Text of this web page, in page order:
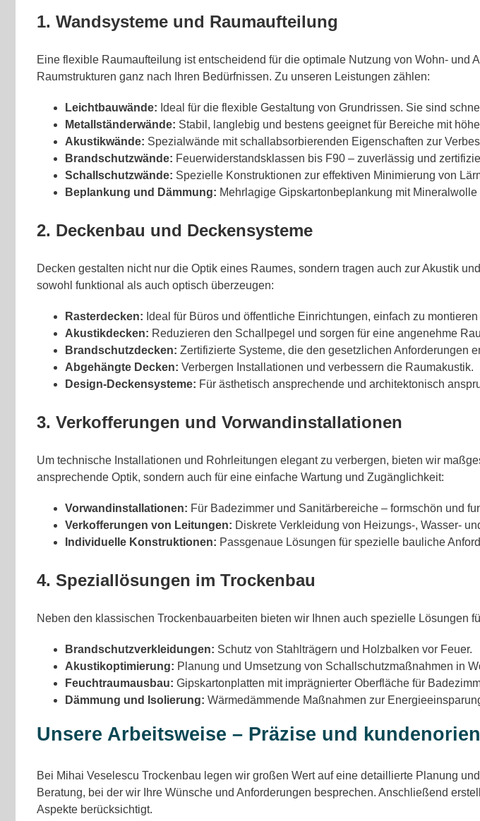
1. Wandsysteme und Raumaufteilung
Eine flexible Raumaufteilung ist entscheidend für die optimale Nutzung von Wohn- und
Raumstrukturen ganz nach Ihren Bedürfnissen. Zu unseren Leistungen zählen:
Leichtbauwände: Ideal für die flexible Gestaltung von Grundrissen. Sie sind
Metallständerwände: Stabil, langlebig und bestens geeignet für Bereiche mit
Akustikwände: Spezialwände mit schallabsorbierenden Eigenschaften zur
Brandschutzwände: Feuerwiderstandsklassen bis F90 – zuverlässig und
Schallschutzwände: Spezielle Konstruktionen zur effektiven Minimierung von
Beplankung und Dämmung: Mehrlagige Gipskartonbeplankung mit
2. Deckenbau und Deckensysteme
Decken gestalten nicht nur die Optik eines Raumes, sondern tragen auch zur Akustik
sowohl funktional als auch optisch überzeugen:
Rasterdecken: Ideal für Büros und öffentliche Einrichtungen, einfach zu
Akustikdecken: Reduzieren den Schallpegel und sorgen für eine angenehme
Brandschutzdecken: Zertifizierte Systeme, die den gesetzlichen Anforderungen
Abgehängte Decken: Verbergen Installationen und verbessern die Raumakustik.
Design-Deckensysteme: Für ästhetisch ansprechende und architektonisch
3. Verkofferungen und Vorwandinstallationen
Um technische Installationen und Rohrleitungen elegant zu verbergen, bieten wir
ansprechende Optik, sondern auch für eine einfache Wartung und Zugänglichkeit:
Vorwandinstallationen: Für Badezimmer und Sanitärbereiche – formschön und
Verkofferungen von Leitungen: Diskrete Verkleidung von Heizungs-, Wasser-
Individuelle Konstruktionen: Passgenaue Lösungen für spezielle bauliche
4. Speziallösungen im Trockenbau
Neben den klassischen Trockenbauarbeiten bieten wir Ihnen auch spezielle Lösungen
Brandschutzverkleidungen: Schutz von Stahlträgern und Holzbalken vor Feuer.
Akustikoptimierung: Planung und Umsetzung von Schallschutzmaßnahmen in
Feuchtraumausbau: Gipskartonplatten mit imprägnierter Oberfläche für
Dämmung und Isolierung: Wärmedämmende Maßnahmen zur
Unsere Arbeitsweise – Präzise und
Bei Mihai Veselescu Trockenbau legen wir großen Wert auf eine detaillierte Planung
Beratung, bei der wir Ihre Wünsche und Anforderungen besprechen. Anschließend
Aspekte berücksichtigt.